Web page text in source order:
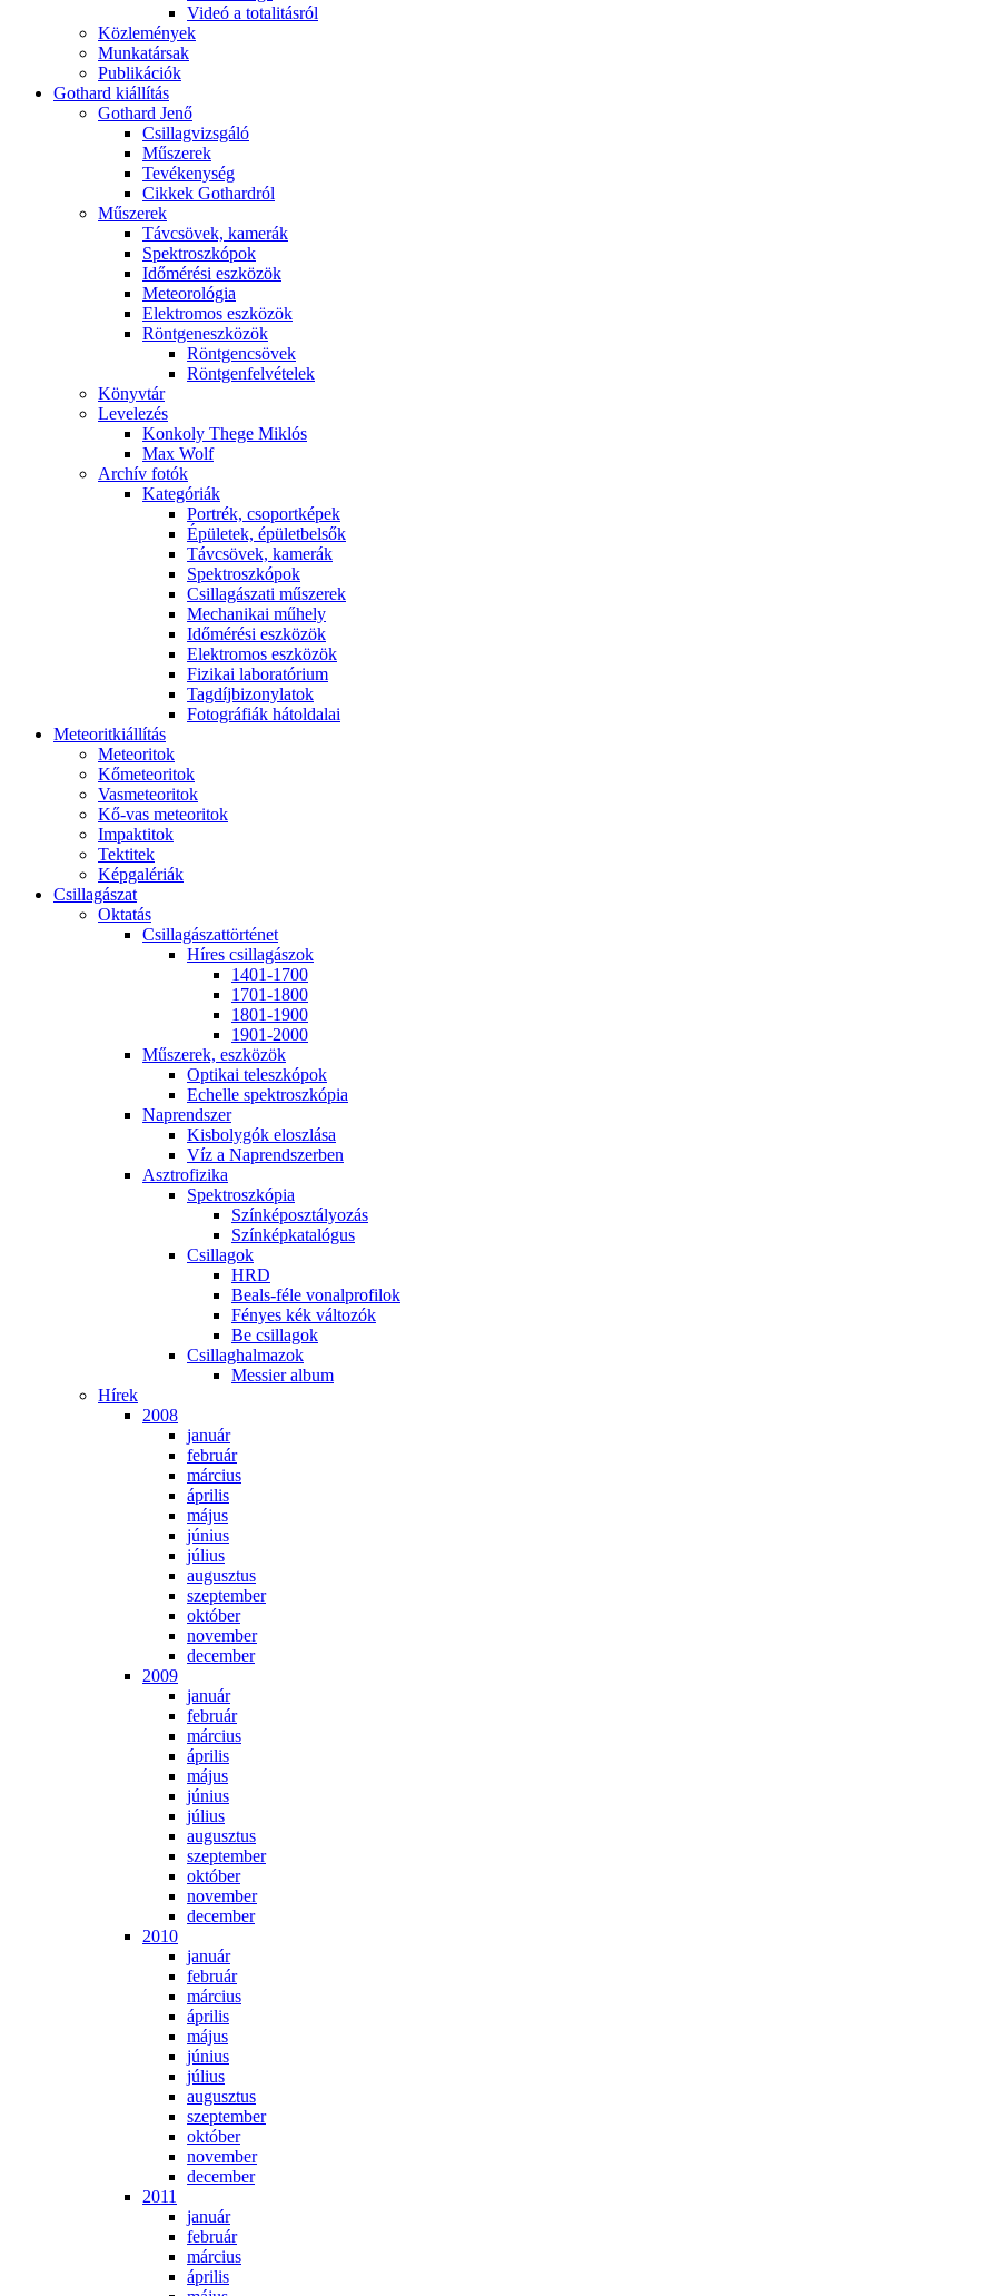
Vi­deó a to­ta­li­tás­ról
Köz­le­mé­nyek
Mun­ka­tár­sak
Pub­li­ká­ci­ók
Got­hard ki­ál­lí­tás
Got­hard Je­nő
Csil­lag­vizs­gá­ló
Mű­sze­rek
Te­vé­keny­ség
Cik­kek Got­hard­ról
Mű­sze­rek
Táv­csö­vek, ka­me­rák
Spekt­rosz­kó­pok
Idő­mé­ré­si esz­kö­zök
Me­te­o­ro­ló­gia
Elekt­ro­mos esz­kö­zök
Rönt­gen­esz­kö­zök
Rönt­gen­csö­vek
Rönt­gen­fel­vé­te­lek
Könyv­tár
Le­ve­le­zés
Kon­koly The­ge Mik­lós
Max Wolf
Ar­chív fo­tók
Ka­te­gó­ri­ák
Port­rék, cso­port­ké­pek
Épü­le­tek, épü­let­bel­sők
Táv­csö­vek, ka­me­rák
Spekt­rosz­kó­pok
Csil­la­gá­sza­ti mű­sze­rek
Me­cha­ni­kai mű­hely
Idő­mé­ré­si esz­kö­zök
Elekt­ro­mos esz­kö­zök
Fi­zi­kai la­bo­ra­tó­ri­um
Tag­díj­bi­zony­la­tok
Fo­tog­rá­fi­ák hát­ol­da­lai
Me­te­o­rit­ki­ál­lí­tás
Me­te­o­ri­tok
Kő­me­te­o­ri­tok
Vas­me­te­o­ri­tok
Kő-vas me­te­o­ri­tok
Imp­ak­ti­tok
Tek­ti­tek
Kép­ga­lé­ri­ák
Csil­la­gá­szat
Ok­ta­tás
Csil­la­gá­szat­tör­té­net
Hí­res csil­la­gá­szok
1401-1700
1701-1800
1801-1900
1901-2000
Mű­sze­rek, esz­kö­zök
Op­ti­kai te­lesz­kó­pok
Echel­le spekt­rosz­kó­pia
Nap­rend­szer
Kis­boly­gók el­osz­lá­sa
Víz a Nap­rend­szer­ben
Aszt­ro­fi­zi­ka
Spekt­rosz­kó­pia
Szín­kép­osz­tá­lyo­zás
Szín­kép­ka­ta­ló­gus
Csil­la­gok
HRD
Be­als-fé­le vo­nal­pro­fi­lok
Fé­nyes kék vál­to­zók
Be csil­la­gok
Csil­lag­hal­ma­zok
Mes­si­er al­bum
Hí­rek
2008
ja­nu­ár
feb­ru­ár
már­ci­us
áp­ri­lis
má­jus
jú­ni­us
jú­li­us
au­gusz­tus
szep­tem­ber
ok­tó­ber
no­vem­ber
de­cem­ber
2009
ja­nu­ár
feb­ru­ár
már­ci­us
áp­ri­lis
má­jus
jú­ni­us
jú­li­us
au­gusz­tus
szep­tem­ber
ok­tó­ber
no­vem­ber
de­cem­ber
2010
ja­nu­ár
feb­ru­ár
már­ci­us
áp­ri­lis
má­jus
jú­ni­us
jú­li­us
au­gusz­tus
szep­tem­ber
ok­tó­ber
no­vem­ber
de­cem­ber
2011
ja­nu­ár
feb­ru­ár
már­ci­us
áp­ri­lis